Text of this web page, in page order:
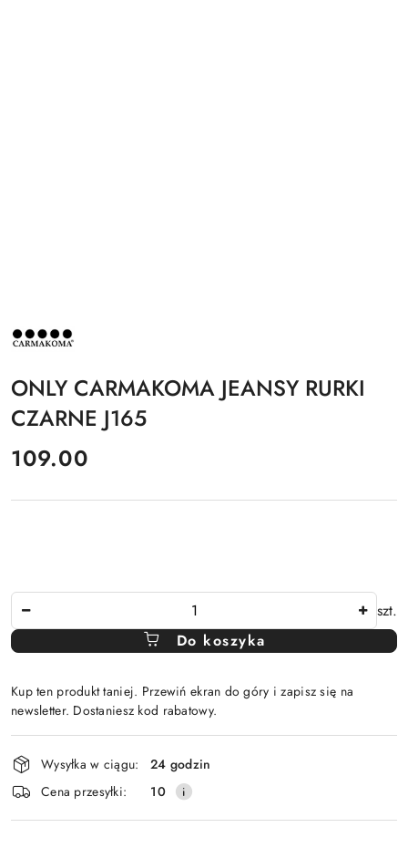
NAZWA
PRODUCENTA:
ONLY CARMAKOMA JEANSY RURKI
CZARNE J165
cena:
109.00
szt.
Do koszyka
Kup ten produkt taniej. Przewiń ekran do góry i zapisz się na
newsletter. Dostaniesz kod rabatowy.
Dostępność
i
dostawa
Wysyłka w ciągu:
24 godzin
Cena przesyłki:
10